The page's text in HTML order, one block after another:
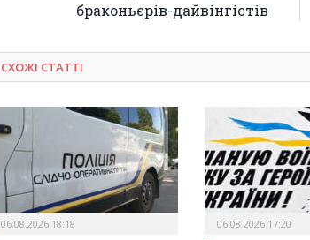
браконьєрів-дайвінгістів
СХОЖІ СТАТТІ
06.08.2026 18:18 06.08.2026 17:20